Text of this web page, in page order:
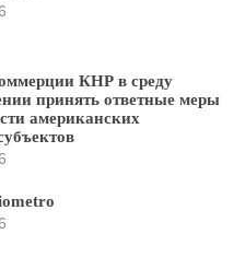
КНР в среду
принять ответные меры
американских